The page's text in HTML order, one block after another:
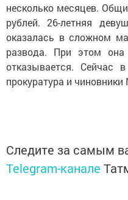
несколько месяцев.
рублей. 26-летняя
оказалась в сложном
развода. При этом
отказывается. Сейчас
прокуратура и
Следите за самым
Telegram-канале